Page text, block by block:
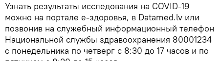
Узнать результаты исследования на COVID-19
можно на портале е-здоровья, в Datamed.lv или
позвонив на служебный информационный телефон
Национальной службы здравоохранения 80001234
с понедельника по четверг с 8:30 до 17 часов и по